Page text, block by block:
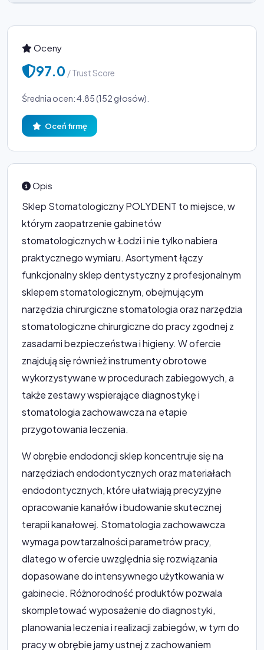
Oceny
97.0 / Trust Score
Średnia ocen: 4.85 (152 głosów).
Oceń firmę
Opis
Sklep Stomatologiczny POLYDENT to miejsce, w
którym zaopatrzenie gabinetów
stomatologicznych w Łodzi i nie tylko nabiera
praktycznego wymiaru. Asortyment łączy
funkcjonalny sklep dentystyczny z profesjonalnym
sklepem stomatologicznym, obejmującym
narzędzia chirurgiczne stomatologia oraz narzędzia
stomatologiczne chirurgiczne do pracy zgodnej z
zasadami bezpieczeństwa i higieny. W ofercie
znajdują się również instrumenty obrotowe
wykorzystywane w procedurach zabiegowych, a
także zestawy wspierające diagnostykę i
stomatologia zachowawcza na etapie
przygotowania leczenia.
W obrębie endodoncji sklep koncentruje się na
narzędziach endodontycznych oraz materiałach
endodontycznych, które ułatwiają precyzyjne
opracowanie kanałów i budowanie skutecznej
terapii kanałowej. Stomatologia zachowawcza
wymaga powtarzalności parametrów pracy,
dlatego w ofercie uwzględnia się rozwiązania
dopasowane do intensywnego użytkowania w
gabinecie. Różnorodność produktów pozwala
skompletować wyposażenie do diagnostyki,
planowania leczenia i realizacji zabiegów, w tym do
pracy w obrębie jamy ustnej z zachowaniem